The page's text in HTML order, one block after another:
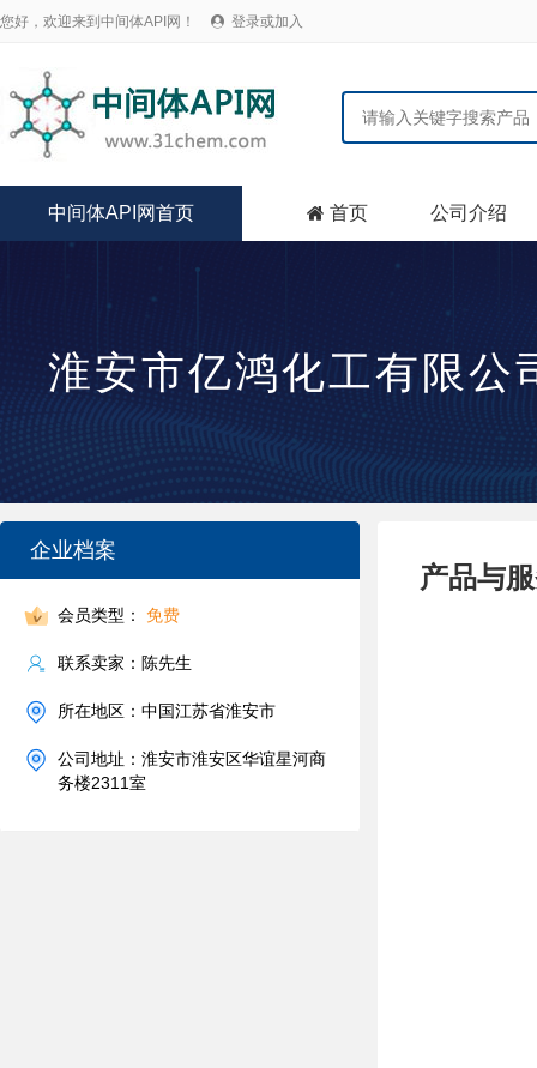
您好，欢迎来到中间体API网！  登录或加入
中间体API网首页  首页 公司介绍
淮安市亿鸿化工有限公
企业档案
会员类型： 免费
联系卖家：陈先生
所在地区：中国江苏省淮安市
公司地址：淮安市淮安区华谊星河商
务楼2311室
产品与